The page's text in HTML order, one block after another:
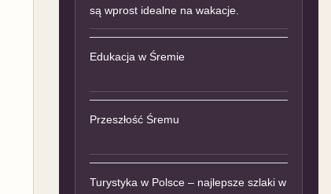
są wprost idealne na wakacje.
Edukacja w Śremie
Przeszłość Śremu
Turystyka w Polsce – najlepsze szlaki w